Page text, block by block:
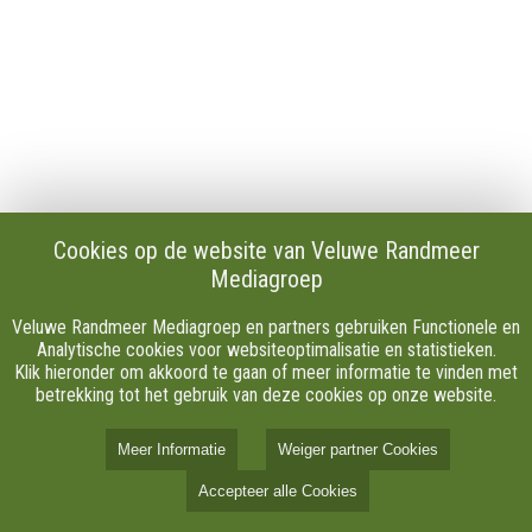
Volg Ons
Youtube
Instagram
© 2026 Veluwe Randmeer Mediagroep alle rechten
voorbehouden. Aangedreven door
Cookies op de website van Veluwe Randmeer
Mediagroep
Veluwe Randmeer Mediagroep en partners gebruiken Functionele en
Analytische cookies voor websiteoptimalisatie en statistieken.
Klik hieronder om akkoord te gaan of meer informatie te vinden met
betrekking tot het gebruik van deze cookies op onze website.
Meer Informatie Weiger partner Cookies
Accepteer alle Cookies